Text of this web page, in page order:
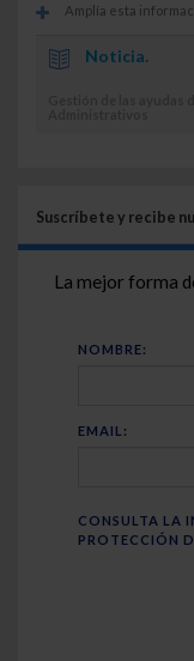
Amplía esta
Noticia.
Suscríbete y recibe
La mejor forma
NOMBRE:
EMAIL:
CONSULTA LA
PROTECCIÓN